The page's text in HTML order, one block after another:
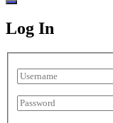
Log In